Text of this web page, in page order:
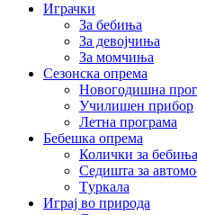
Играчки
За бебиња
За девојчиња
За момчиња
Сезонска опрема
Новогодишна
Училишен прибор
Летна програма
Бебешка опрема
Колички за бебиња
Седишта за
Tуркала
Играј во природа